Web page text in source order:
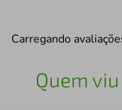
Carregando
Quem